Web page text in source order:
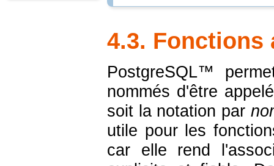
4.3. Fonctions
PostgreSQL™
nommés d'être
soit la notation par
utile pour les
car elle rend